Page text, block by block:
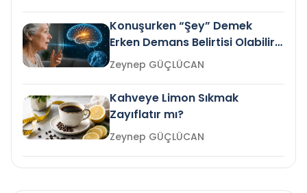
Konuşurken “Şey” Demek
Erken Demans Belirtisi Olabilir
mi?
Zeynep GÜÇLÜCAN
Kahveye Limon Sıkmak
Zayıflatır mı?
Zeynep GÜÇLÜCAN